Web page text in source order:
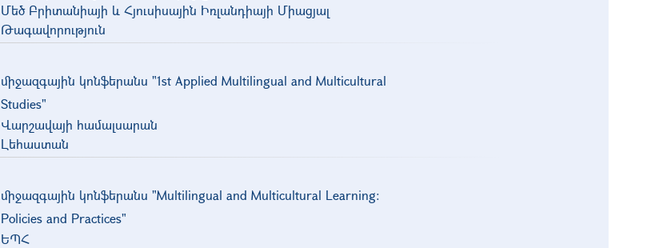
Մեծ Բրիտանիայի և Հյուսիսային Իռլանդիայի Միացյալ
Թագավորություն
միջազգային կոնֆերանս "1st Applied Multilingual and Multicultural
Studies"
Վարշավայի համալսարան
Լեհաստան
միջազգային կոնֆերանս "Multilingual and Multicultural Learning:
Policies and Practices"
ԵՊՀ